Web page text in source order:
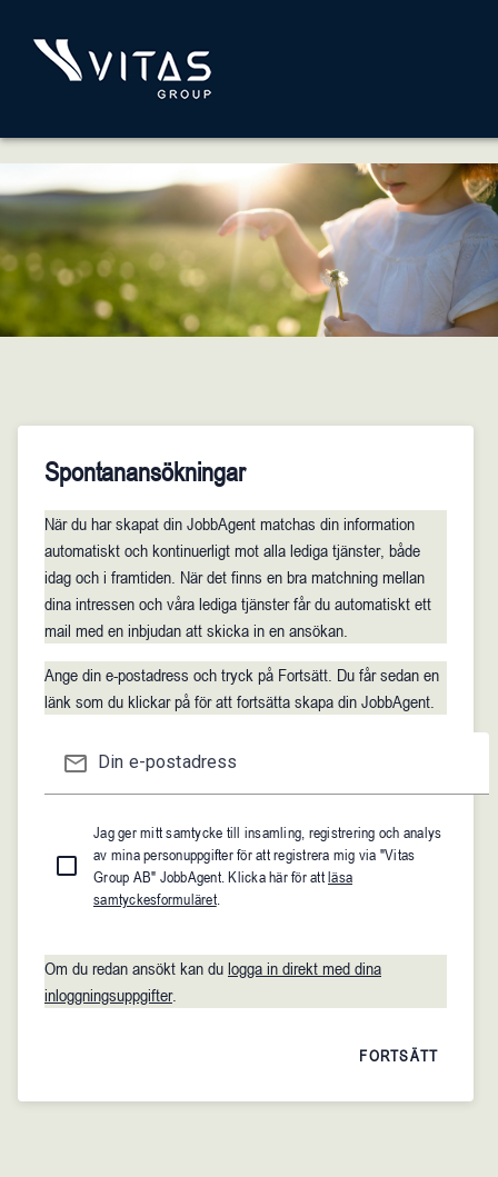
Spontanansökningar
När du har skapat din JobbAgent matchas din information
automatiskt och kontinuerligt mot alla lediga tjänster, både
idag och i framtiden. När det finns en bra matchning mellan
dina intressen och våra lediga tjänster får du automatiskt ett
mail med en inbjudan att skicka in en ansökan.
Ange din e-postadress och tryck på Fortsätt. Du får sedan en
länk som du klickar på för att fortsätta skapa din JobbAgent.
mail_outline Din e-postadress
Jag ger mitt samtycke till insamling, registrering och analys
av mina personuppgifter för att registrera mig via "Vitas
Group AB" JobbAgent. Klicka här för attläsa
samtyckesformuläret.
Om du redan ansökt kan du logga in direkt med dina
inloggningsuppgifter.
FORTSÄTT